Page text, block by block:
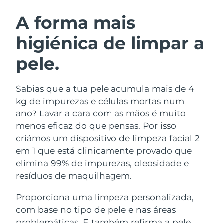
A forma mais
higiénica de limpar a
pele.
Sabias que a tua pele acumula mais de 4
kg de impurezas e células mortas num
ano? Lavar a cara com as mãos é muito
menos eficaz do que pensas. Por isso
criámos um dispositivo de limpeza facial 2
em 1 que está clinicamente provado que
elimina 99% de impurezas, oleosidade e
resíduos de maquilhagem.
Proporciona uma limpeza personalizada,
com base no tipo de pele e nas áreas
Limpeza facial
Anti-aging massage
LUNA™ 4 Plus
Massage, LED heating
LUNA™ 4 Men
Microcurrent toning
BEAR™ 2 go
Microcurrent toning on-the-go
BEAR™ 2 eyes & lips
Hidratação
UFO™ 3 kit
Deep facial hydration
UFO™ 3 LED
Near-infrared and red light therapy
device
Cuidado oral
issa™ 4
Hybrid silicone sonic toothbrush
Smart hybrid silicone sonic toothbrush
TRATAMENTO ANTIENVELHECIMENTO
FAQ™
Antienvelhecimento Tratamentos LED
Áustria
Barein Entrega prevista8/11/26
Bélgica
Bermudas Entrega prevista8/16/26
Bósnia e
Herzegovina
Entrega prevista8/13/26
Brunei Entrega prevista8/15/26
Bulgária Entrega prevista 8/10/26
Chile Entrega prevista